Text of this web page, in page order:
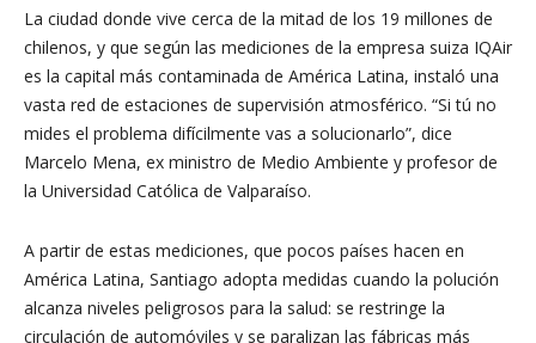
La ciudad donde vive cerca de la mitad de los 19 millones de
chilenos, y que según las mediciones de la empresa suiza IQAir
es la capital más contaminada de América Latina, instaló una
vasta red de estaciones de supervisión atmosférico. “Si tú no
mides el problema difícilmente vas a solucionarlo”, dice
Marcelo Mena, ex ministro de Medio Ambiente y profesor de
la Universidad Católica de Valparaíso.
A partir de estas mediciones, que pocos países hacen en
América Latina, Santiago adopta medidas cuando la polución
alcanza niveles peligrosos para la salud: se restringe la
circulación de automóviles y se paralizan las fábricas más